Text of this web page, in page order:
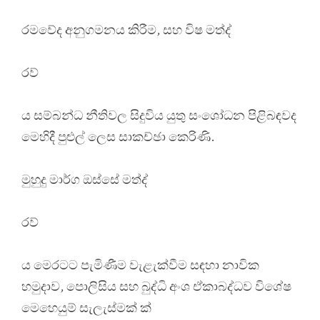
රමවේද අනුගමනය කිරීම, සහ විෂ මත්ද්
රව්
ය සම්බන්ධ නීතිවල සිදුවිය යුතු සංශෝධන පිළිබඳවද
මෙහිදී පුළුල් ලෙස සාකච්ඡා කෙරිණි.
මුහුදු මාර්ග ඔස්සේ මත්ද්
රව්
ය මෙරටට පැමිණීම වැළැක්වීම සඳහා නාවික
හමුදාව, පොලිසිය සහ බුද්ධි අංශ ඒකාබද්ධව විශේෂ
මෙහෙයුම් සැලැස්මක් ක්